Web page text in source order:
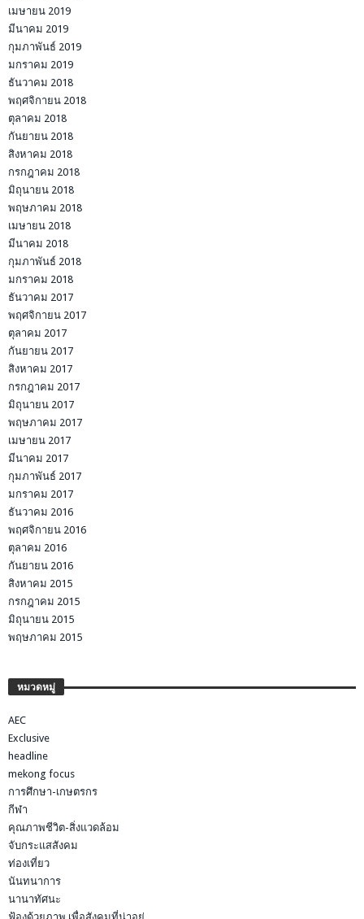
เมษายน 2019
มีนาคม 2019
กุมภาพันธ์ 2019
มกราคม 2019
ธันวาคม 2018
พฤศจิกายน 2018
ตุลาคม 2018
กันยายน 2018
สิงหาคม 2018
กรกฎาคม 2018
มิถุนายน 2018
พฤษภาคม 2018
เมษายน 2018
มีนาคม 2018
กุมภาพันธ์ 2018
มกราคม 2018
ธันวาคม 2017
พฤศจิกายน 2017
ตุลาคม 2017
กันยายน 2017
สิงหาคม 2017
กรกฎาคม 2017
มิถุนายน 2017
พฤษภาคม 2017
เมษายน 2017
มีนาคม 2017
กุมภาพันธ์ 2017
มกราคม 2017
ธันวาคม 2016
พฤศจิกายน 2016
ตุลาคม 2016
กันยายน 2016
สิงหาคม 2015
กรกฎาคม 2015
มิถุนายน 2015
พฤษภาคม 2015
หมวดหมู่
AEC
Exclusive
headline
mekong focus
การศึกษา-เกษตรกร
กีฬา
คุณภาพชีวิต-สิ่งแวดล้อม
จับกระแสสังคม
ท่องเที่ยว
นันทนาการ
นานาทัศนะ